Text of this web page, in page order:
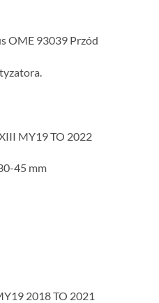
OME 93039 Przód
MY19 TO 2022
45 mm
2018 TO 2021